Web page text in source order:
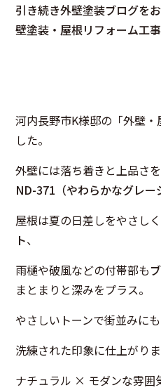
引き続き外壁塗装ブログを
壁塗装・屋根リフォーム工
河内長野市K様邸の「外壁
した。
外壁には落ち着きと上品さ
ND-371（やわらかなグレー
屋根は夏の日差しをやさし
ト、
雨樋や破風などの付帯部も
まとまりと深みをプラス。
やさしいトーンで街並みに
洗練された印象に仕上がりま
ナチュラル × モダンな雰囲